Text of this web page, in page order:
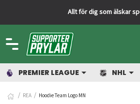
Allt för dig som älskar sport!
PREMIER LEAGUE NHL
REA Hoodie Team Logo MN